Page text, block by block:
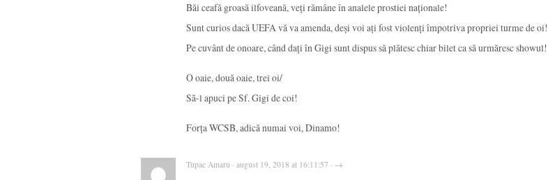
Băi ceafă groasă ilfoveană, veți rămâne în analele prostiei naționale!
Sunt curios dacă UEFA vă va amenda, deși voi ați fost violenți împotriva propriei turme de oi!
Pe cuvânt de onoare, când dați în Gigi sunt dispus să plătesc chiar bilet ca să urmăresc showul!
O oaie, două oaie, trei oi/
Să-l apuci pe Sf. Gigi de coi!
Forța WCSB, adică numai voi, Dinamo!
Tupac Amaru · august 19, 2018 at 16:11:57 · →